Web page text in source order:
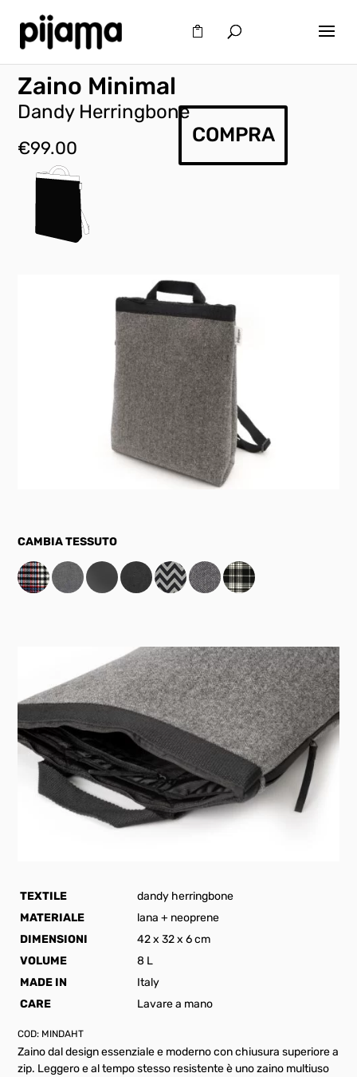
Zaino Minimal
Dandy Herringbone
€99.00
COMPRA
TEXTILE
dandy herringbone
MATERIALE
lana + neoprene
DIMENSIONI
42 x 32 x 6 cm
VOLUME
8 L
MADE IN
Italy
CARE
Lavare a mano
COD: MINDAHT
Zaino dal design essenziale e moderno con chiusura superiore a
zip. Leggero e al tempo stesso resistente è uno zaino multiuso